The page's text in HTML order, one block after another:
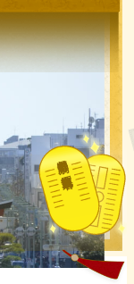
都道府県別の古銭買取業者